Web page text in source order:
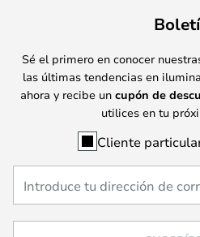
Sé el primero en conocer
las últimas tendencias en
ahora y recibe un cupón de
utilices en tu
Cliente